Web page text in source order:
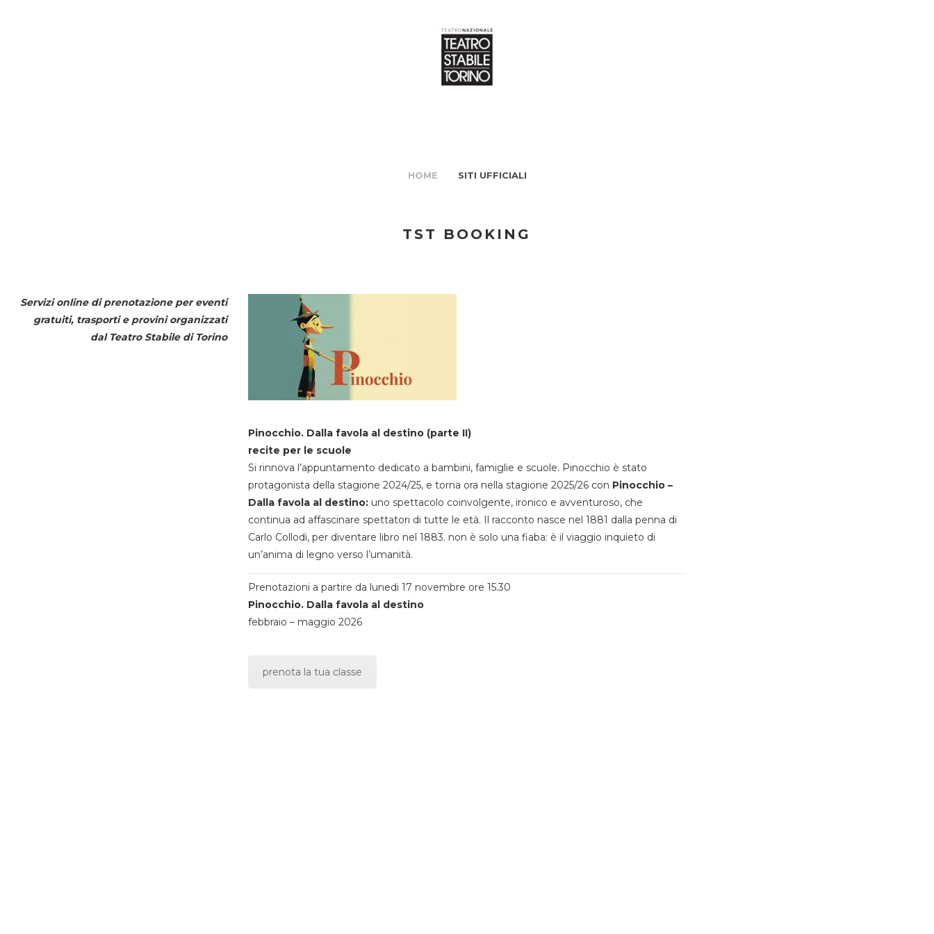
HOME SITI UFFICIALI
TST BOOKING
Servizi online di prenotazione per eventi
gratuiti, trasporti e provini organizzati
dal Teatro Stabile di Torino
Pinocchio. Dalla favola al destino (parte II)
recite per le scuole
Si rinnova l’appuntamento dedicato a bambini, famiglie e scuole. Pinocchio è stato
protagonista della stagione 2024/25, e torna ora nella stagione 2025/26 con Pinocchio –
Dalla favola al destino:uno spettacolo coinvolgente, ironico e avventuroso, che
continua ad affascinare spettatori di tutte le età. Il racconto nasce nel 1881 dalla penna di
Carlo Collodi, per diventare libro nel 1883. non è solo una fiaba: è il viaggio inquieto di
un’anima di legno verso l’umanità.
Prenotazioni a partire da lunedi 17 novembre ore 15.30
Pinocchio. Dalla favola al destino
febbraio – maggio 2026
prenota la tua classe